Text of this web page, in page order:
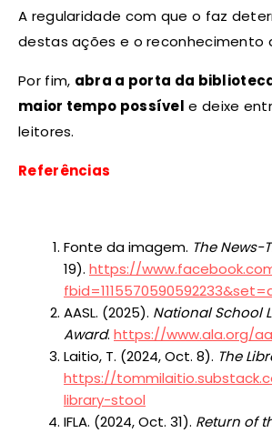
A regularidade com que o faz
destas ações e o reconhecimento
Por fim, abra a porta da
maior tempo possível e deixe
leitores.
Referências
Fonte da imagem. The News-
19). https://
AASL. (2025). National School
Award. https://www.ala.org/
Laitio, T. (2024, Oct. 8). The
https://
library-stool
IFLA. (2024, Oct. 31). Return of